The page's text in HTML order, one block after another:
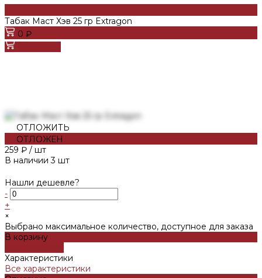
Табак Маст Хэв 25 гр Extragon
0 ₽
ОТЛОЖИТЬ
ОТЛОЖЕН
259 ₽ / шт
В наличии 3 шт
Нашли дешевле?
-
+
×
Выбрано максимальное количество, доступное для заказа
В корзину
Характеристики
Все характеристики